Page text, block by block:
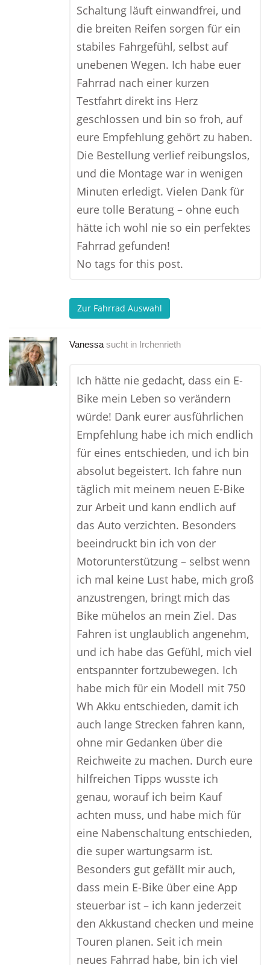
Schaltung läuft einwandfrei, und
die breiten Reifen sorgen für ein
stabiles Fahrgefühl, selbst auf
unebenen Wegen. Ich habe euer
Fahrrad nach einer kurzen
Testfahrt direkt ins Herz
geschlossen und bin so froh, auf
eure Empfehlung gehört zu haben.
Die Bestellung verlief reibungslos,
und die Montage war in wenigen
Minuten erledigt. Vielen Dank für
eure tolle Beratung – ohne euch
hätte ich wohl nie so ein perfektes
Fahrrad gefunden!
No tags for this post.
Zur Fahrrad Auswahl
Vanessa sucht in Irchenrieth
Ich hätte nie gedacht, dass ein E-
Bike mein Leben so verändern
würde! Dank eurer ausführlichen
Empfehlung habe ich mich endlich
für eines entschieden, und ich bin
absolut begeistert. Ich fahre nun
täglich mit meinem neuen E-Bike
zur Arbeit und kann endlich auf
das Auto verzichten. Besonders
beeindruckt bin ich von der
Motorunterstützung – selbst wenn
ich mal keine Lust habe, mich groß
anzustrengen, bringt mich das
Bike mühelos an mein Ziel. Das
Fahren ist unglaublich angenehm,
und ich habe das Gefühl, mich viel
entspannter fortzubewegen. Ich
habe mich für ein Modell mit 750
Wh Akku entschieden, damit ich
auch lange Strecken fahren kann,
ohne mir Gedanken über die
Reichweite zu machen. Durch eure
hilfreichen Tipps wusste ich
genau, worauf ich beim Kauf
achten muss, und habe mich für
eine Nabenschaltung entschieden,
die super wartungsarm ist.
Besonders gut gefällt mir auch,
dass mein E-Bike über eine App
steuerbar ist – ich kann jederzeit
den Akkustand checken und meine
Touren planen. Seit ich mein
neues Fahrrad habe, bin ich viel